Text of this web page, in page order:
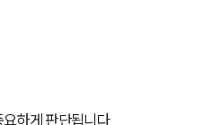
하게 판단됩니다.